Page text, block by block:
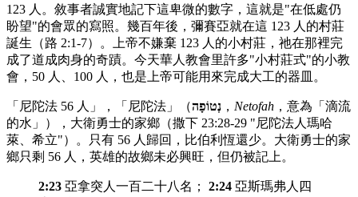
123 人。敘事者誠實地記下這卑微的數字，這就是"在低處仍
盼望"的會眾的寫照。幾百年後，彌賽亞就在這 123 人的村莊
誕生（路 2:1-7）。上帝不嫌棄 123 人的小村莊，祂在那裡完
成了道成肉身的奇蹟。今天華人教會里許多"小村莊式"的小教
會，50 人、100 人，也是上帝可能用來完成大工的器皿。
「尼陀法 56 人」，「尼陀法」（נְטוֹפָה ， Netofah ，意為「滴流
的水」），大衛勇士的家鄉（撒下 23:28-29 "尼陀法人瑪哈
萊、希立"）。只有 56 人歸回，比伯利恆還少。大衛勇士的家
鄉只剩 56 人，英雄的故鄉未必興旺，但仍被記上。
2:23 亞拿突人一百二十八名； 2:24 亞斯瑪弗人四